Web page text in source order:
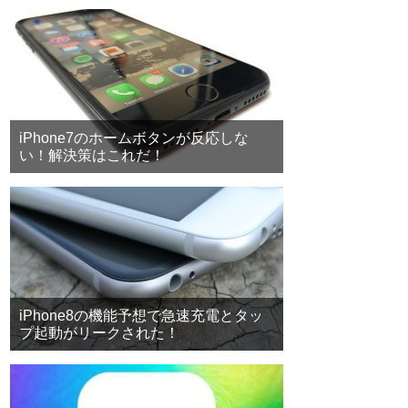
iPhone7のホームボタンが反応しな
い！解決策はこれだ！
iPhone8の機能予想で急速充電とタッ
プ起動がリークされた！